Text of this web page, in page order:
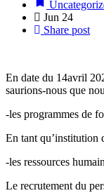
Jun 24
Share post
En date du 14avril
saurions-nous que
-les programmes de
En tant qu’institution
-les ressources
Le recrutement du